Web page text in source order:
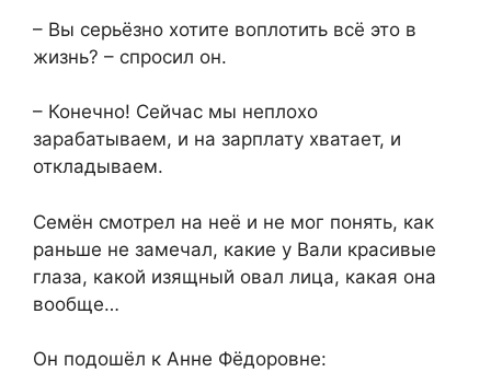
– Вы серьёзно хотите воплотить всё это в
жизнь? – спросил он.
– Конечно! Сейчас мы неплохо
зарабатываем, и на зарплату хватает, и
откладываем.
Семён смотрел на неё и не мог понять, как
раньше не замечал, какие у Вали красивые
глаза, какой изящный овал лица, какая она
вообще…
Он подошёл к Анне Фёдоровне: